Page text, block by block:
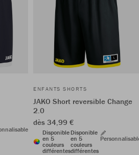
ENFANTS SHORTS
JAKO Short reversible Change
2.0
dès 34,99 €
Disponible
en 5
couleurs
différentes
Disponible
en 5
couleurs
différentes